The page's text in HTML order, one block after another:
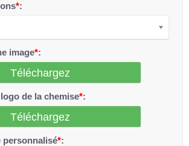
*:
image*:
Téléchargez
de la chemise*:
Téléchargez
personnalisé*: